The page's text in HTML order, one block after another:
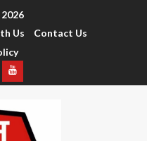
Us
Contact Us